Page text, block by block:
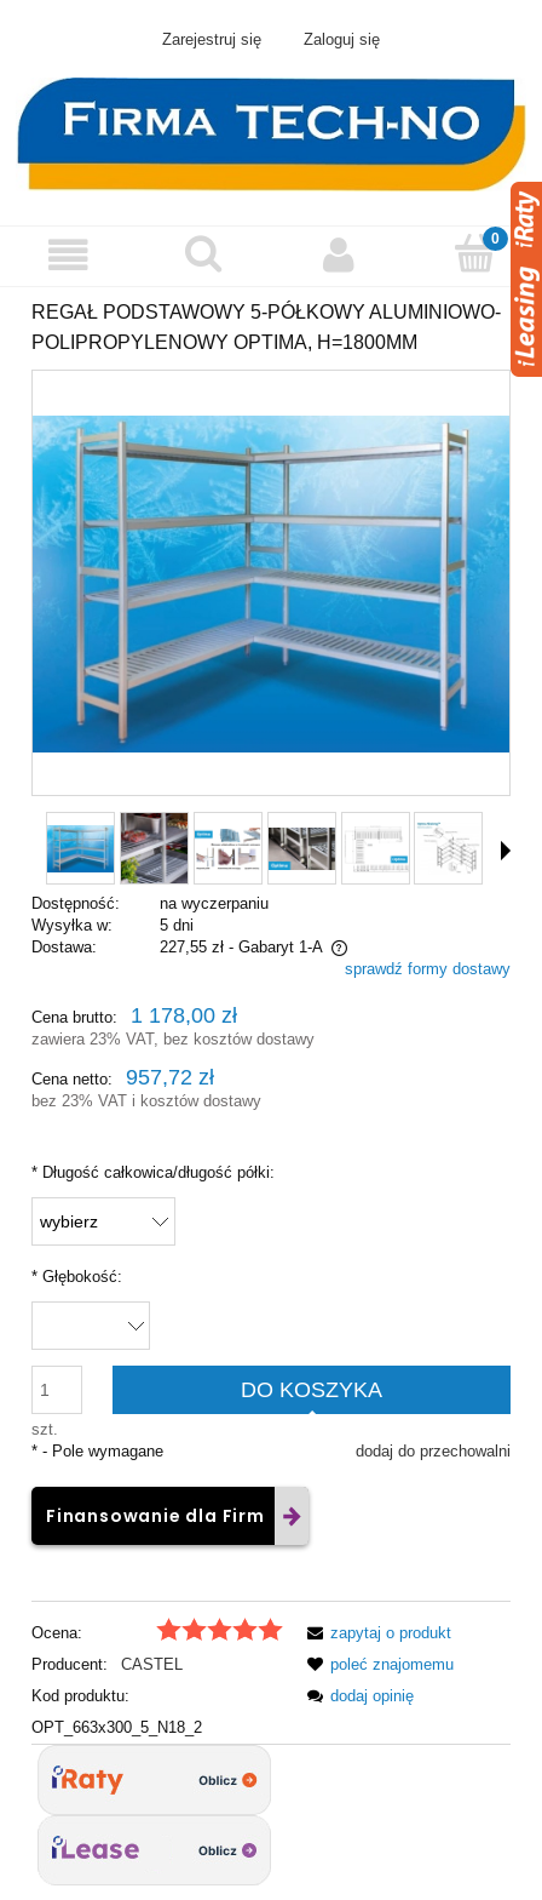
Zarejestruj się Zaloguj się
REGAŁ PODSTAWOWY 5-PÓŁKOWY ALUMINIOWO-
POLIPROPYLENOWY OPTIMA, H=1800MM
Dostępność:
na wyczerpaniu
Wysyłka w:
5 dni
Dostawa:
227,55 zł - Gabaryt 1-A
Cena nie zawiera ewentualnych kosztów płatnościsprawdź formy dostawy
Cena brutto: 1 178,00 zł
zawiera 23% VAT, bez kosztów dostawy
Cena netto: 957,72 zł
bez 23% VAT i kosztów dostawy
* Długość całkowica/długość półki:
* Głębokość:
szt.
DO KOSZYKA
dodaj do przechowalni
* - Pole wymagane
Finansowanie dla Firm
Ocena:
Producent:
CASTEL
Kod produktu:
OPT_663x300_5_N18_2
zapytaj o produkt
poleć znajomemu
dodaj opinię